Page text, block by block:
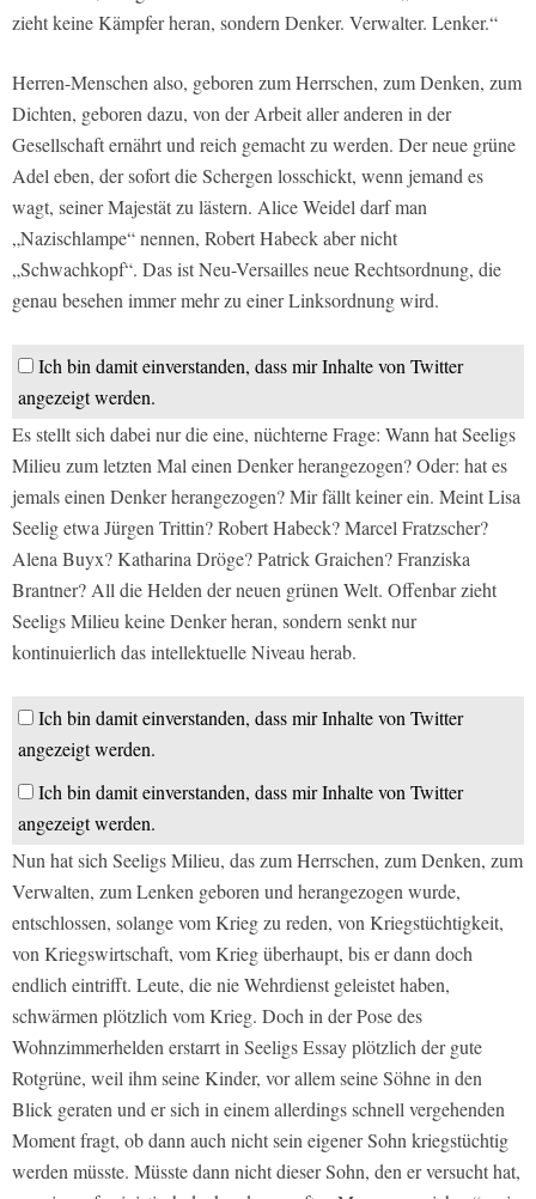
zieht keine Kämpfer heran, sondern Denker. Verwalter. Lenker.“
Herren-Menschen also, geboren zum Herrschen, zum Denken, zum
Dichten, geboren dazu, von der Arbeit aller anderen in der
Gesellschaft ernährt und reich gemacht zu werden. Der neue grüne
Adel eben, der sofort die Schergen losschickt, wenn jemand es
wagt, seiner Majestät zu lästern. Alice Weidel darf man
„Nazischlampe“ nennen, Robert Habeck aber nicht
„Schwachkopf“. Das ist Neu-Versailles neue Rechtsordnung, die
genau besehen immer mehr zu einer Linksordnung wird.
Ich bin damit einverstanden, dass mir Inhalte von Twitter
angezeigt werden.
Es stellt sich dabei nur die eine, nüchterne Frage: Wann hat Seeligs
Milieu zum letzten Mal einen Denker herangezogen? Oder: hat es
jemals einen Denker herangezogen? Mir fällt keiner ein. Meint Lisa
Seelig etwa Jürgen Trittin? Robert Habeck? Marcel Fratzscher?
Alena Buyx? Katharina Dröge? Patrick Graichen? Franziska
Brantner? All die Helden der neuen grünen Welt. Offenbar zieht
Seeligs Milieu keine Denker heran, sondern senkt nur
kontinuierlich das intellektuelle Niveau herab.
Ich bin damit einverstanden, dass mir Inhalte von Twitter
angezeigt werden.
Ich bin damit einverstanden, dass mir Inhalte von Twitter
angezeigt werden.
Nun hat sich Seeligs Milieu, das zum Herrschen, zum Denken, zum
Verwalten, zum Lenken geboren und herangezogen wurde,
entschlossen, solange vom Krieg zu reden, von Kriegstüchtigkeit,
von Kriegswirtschaft, vom Krieg überhaupt, bis er dann doch
endlich eintrifft. Leute, die nie Wehrdienst geleistet haben,
schwärmen plötzlich vom Krieg. Doch in der Pose des
Wohnzimmerhelden erstarrt in Seeligs Essay plötzlich der gute
Rotgrüne, weil ihm seine Kinder, vor allem seine Söhne in den
Blick geraten und er sich in einem allerdings schnell vergehenden
Moment fragt, ob dann auch nicht sein eigener Sohn kriegstüchtig
werden müsste. Müsste dann nicht dieser Sohn, den er versucht hat,